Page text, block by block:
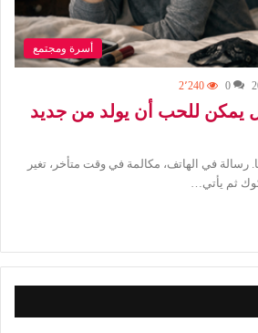
أسرة ومجتمع
0 2٬240
هل يمكن للحب أن يولد من جديد
رسالة في الهاتف، مكالمة في وقت متأخر، تغير
ثم يأتي…